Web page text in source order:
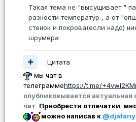
Такая тема не "высущивает "
разности температур , а от
стенок и покрова(если надо)
шрумера
Цитата
мы чат в
телеграммеhttps://t.me/
опубликовывается актуальная
чат Приобрести отпечатки
можно написав к @djafany